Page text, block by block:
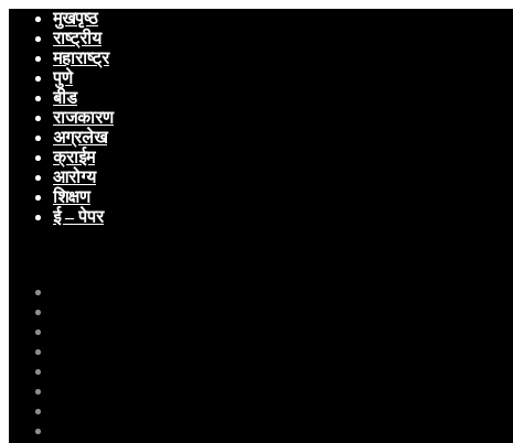
मुखपृष्ठ
राष्ट्रीय
महाराष्ट्र
पुणे
बीड
राजकारण
अग्रलेख
क्राईम
आरोग्य
शिक्षण
ई – पेपर